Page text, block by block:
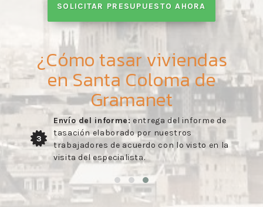
SOLICITAR PRESUPUESTO AHORA
¿Cómo tasar viviendas
en Santa Coloma de
Gramanet
3
Envío del informe: entrega del informe de
tasación elaborado por nuestros
trabajadores de acuerdo con lo visto en la
visita del especialista.